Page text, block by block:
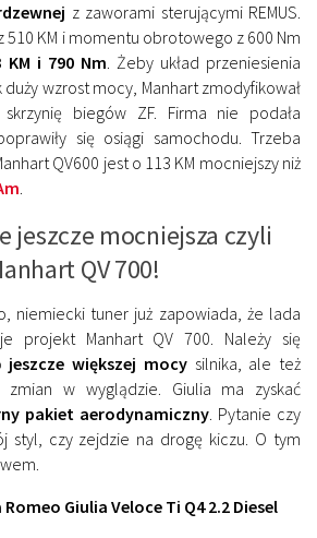
z zaworami sterującymi REMUS.
510 KM i momentu obrotowego z 600 Nm
i 790 Nm. Żeby układ przeniesienia
wzrost mocy, Manhart zmodyfikował
biegów ZF. Firma nie podała
się osiągi samochodu. Trzeba
QV600 jest o 113 KM mocniejszy niż
.
jeszcze mocniejsza czyli
QV 700!
niemiecki tuner już zapowiada, że lada
projekt Manhart QV 700. Należy się
jeszcze większej mocysilnika, ale też
zmian w wyglądzie. Giulia ma zyskać
pakiet aerodynamiczny. Pytanie czy
styl, czy zejdzie na drogę kiczu. O tym
Giulia Veloce Ti Q4 2.2 Diesel